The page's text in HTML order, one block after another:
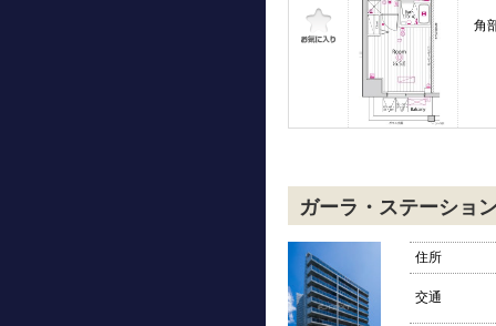
角
ガーラ・ステーショ
住所
交通